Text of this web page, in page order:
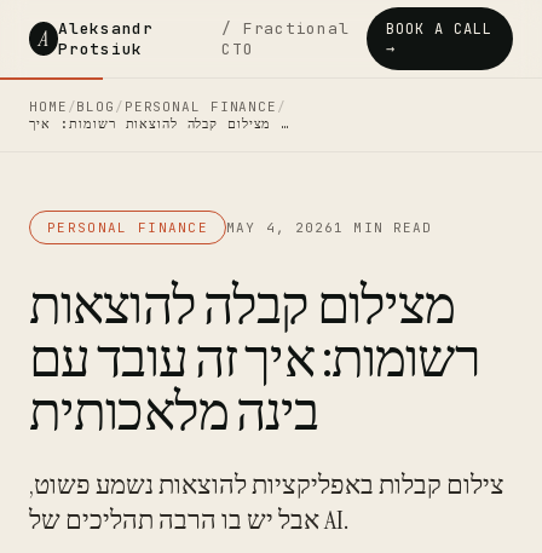
A Aleksandr
Protsiuk
/ Fractional
CTO
BOOK A CALL
→
HOME /BLOG / PERSONAL FINANCE /
מצילום קבלה להוצאות רשומות: איך …
PERSONAL FINANCE MAY 4, 2026 1 MIN READ
מצילום קבלה להוצאות
רשומות: איך זה עובד עם
בינה מלאכותית
צילום קבלות באפליקציות להוצאות נשמע פשוט,
אבל יש בו הרבה תהליכים של AI.